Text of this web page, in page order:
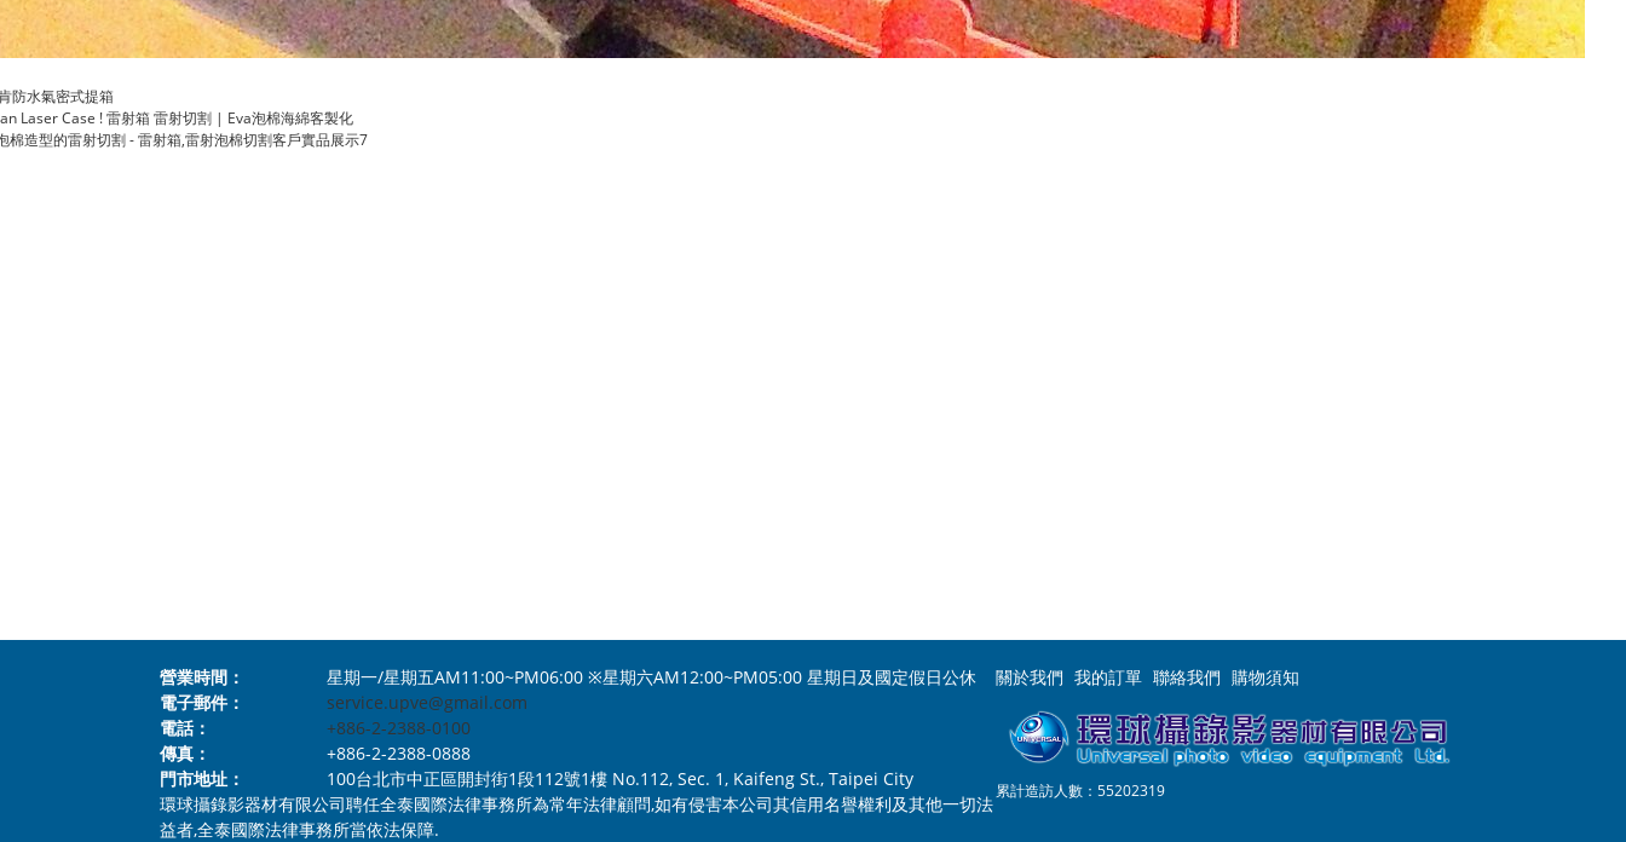
防水氣密式提箱
Laser Case ! 雷射箱 雷射切割 | Eva泡棉海綿客製化
棉造型的雷射切割 - 雷射箱,雷射泡棉切割客戶實品展示7
營業時間：
星期一/星期五AM11:00~PM06:00 ※星期六AM12:00~PM05:00 星期日及國定假日公休
電子郵件：
service.upve@gmail.com
電話：
+886-2-2388-0100
傳真：
+886-2-2388-0888
門市地址：
100台北市中正區開封街1段112號1樓 No.112, Sec. 1, Kaifeng St., Taipei City
環球攝錄影器材有限公司聘任全泰國際法律事務所為常年法律顧問,如有侵害本公司其信用名譽權利及其他一切法
益者,全泰國際法律事務所當依法保障.
關於我們 我的訂單 聯絡我們 購物須知
累計造訪人數：55202319